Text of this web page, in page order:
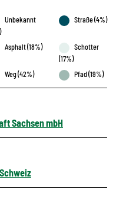
Unbekannt
Straße (4%)
Asphalt (18%)
Schotter
(17%)
Weg (42%)
Pfad (19%)
Sachsen mbH